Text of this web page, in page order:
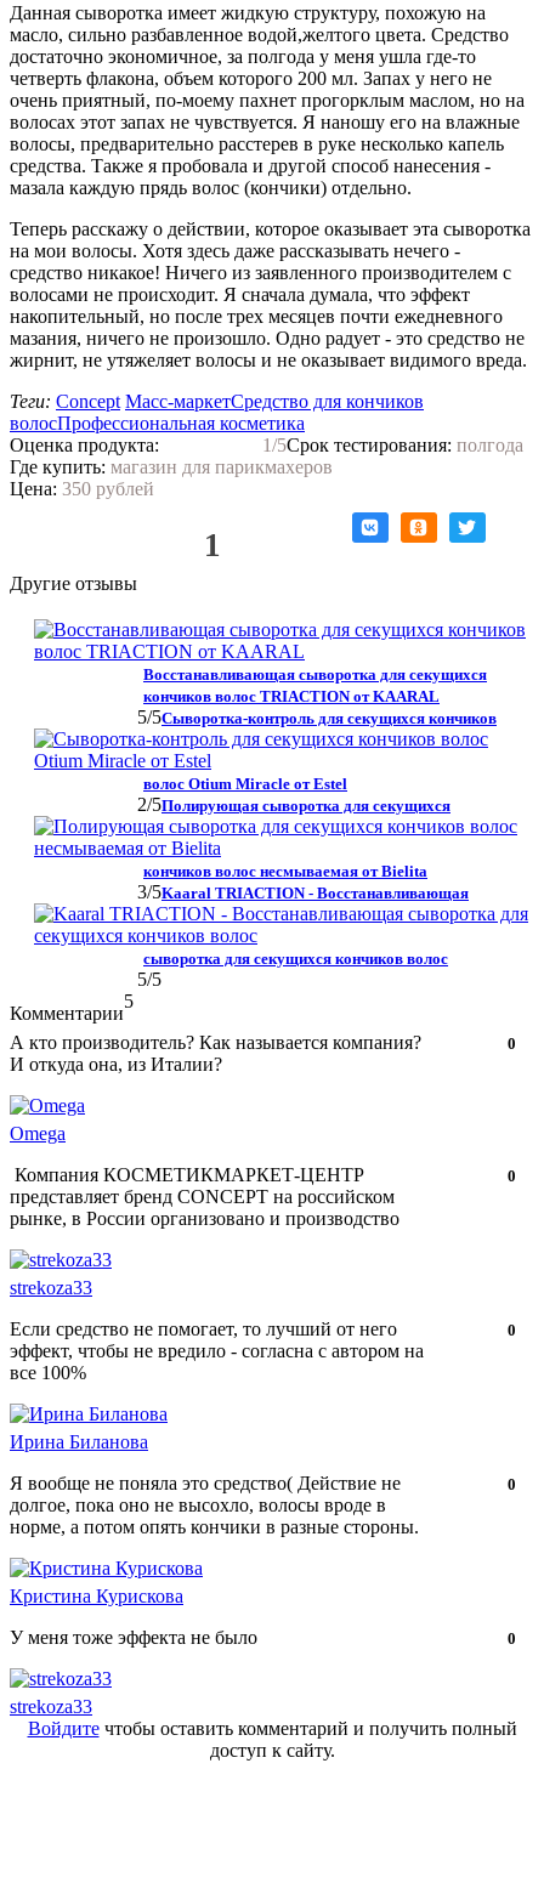
Данная сыворотка имеет жидкую структуру, похожую на
масло, сильно разбавленное водой,желтого цвета. Средство
достаточно экономичное, за полгода у меня ушла где-то
четверть флакона, объем которого 200 мл. Запах у него не
очень приятный, по-моему пахнет прогорклым маслом, но на
волосах этот запах не чувствуется. Я наношу его на влажные
волосы, предварительно расстерев в руке несколько капель
средства. Также я пробовала и другой способ нанесения -
мазала каждую прядь волос (кончики) отдельно.
Теперь расскажу о действии, которое оказывает эта сыворотка
на мои волосы. Хотя здесь даже рассказывать нечего -
средство никакое! Ничего из заявленного производителем с
волосами не происходит. Я сначала думала, что эффект
накопительный, но после трех месяцев почти ежедневного
мазания, ничего не произошло. Одно радует - это средство не
жирнит, не утяжеляет волосы и не оказывает видимого вреда.
Теги: Concept Масс-маркетСредство для кончиков
волосПрофессиональная косметика
Оценка продукта:
1/5Срок тестирования: полгода
Где купить: магазин для парикмахеров
Цена: 350 рублей
1
Другие отзывы
Восстанавливающая сыворотка для секущихся
кончиков волос TRIACTION от KAARAL
5/5Сыворотка-контроль для секущихся кончиков
волос Otium Miracle от Estel
2/5Полирующая сыворотка для секущихся
кончиков волос несмываемая от Bielita
3/5Kaaral TRIACTION - Восстанавливающая
сыворотка для секущихся кончиков волос
5/5
Комментарии
5
Нравится!
0
А кто производитель? Как называется компания?
И откуда она, из Италии?
Omega
Нравится!
0
Компания КОСМЕТИКМАРКЕТ-ЦЕНТР
представляет бренд CONCEPT на российском
рынке, в России организовано и производство
strekoza33
Нравится!
0
Если средство не помогает, то лучший от него
эффект, чтобы не вредило - согласна с автором на
все 100%
Ирина Биланова
Нравится!
0
Я вообще не поняла это средство( Действие не
долгое, пока оно не высохло, волосы вроде в
норме, а потом опять кончики в разные стороны.
Кристина Курискова
Нравится!
0
У меня тоже эффекта не было
strekoza33
Войдитечтобы оставить комментарий и получить полный
доступ к сайту.